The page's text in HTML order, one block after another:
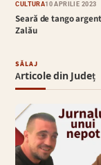
CULTURĂ10 APRILIE 2023
Seară de tango
Zalău
SĂLAJ
Articole din Județ